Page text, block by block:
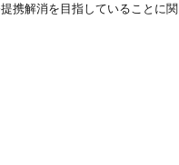
携解消を目指していることに関